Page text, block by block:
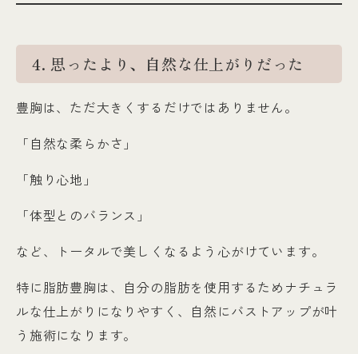
4. 思ったより、自然な仕上がりだった
豊胸は、ただ大きくするだけではありません。
「自然な柔らかさ」
「触り心地」
「体型とのバランス」
など、トータルで美しくなるよう心がけています。
特に脂肪豊胸は、自分の脂肪を使用するためナチュラ
ルな仕上がりになりやすく、自然にバストアップが叶
う施術になります。